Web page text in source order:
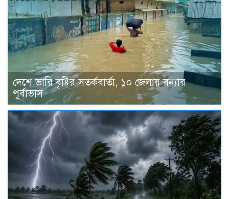
দেশে ভারি বৃষ্টির সতর্কবার্তা, ১০ জেলায় বন্যার
পূর্বাভাস